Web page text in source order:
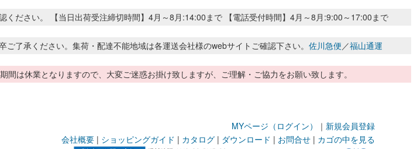
ください。 【当日出荷受注締切時間】4月～8月:14:00まで 【電話受付時間】4月～8月:9:00～17:00まで
了承ください。集荷・配達不能地域は各運送会社様のwebサイトご確認下さい。 佐川急便／福山通運
は休業となりますので、大変ご迷惑お掛け致しますが、ご理解・ご協力をお願い致します。
MYページ（ログイン） ｜ 新規会員登録
会社概要 | ショッピングガイド | カタログ | ダウンロード | お問合せ | カゴの中を見る